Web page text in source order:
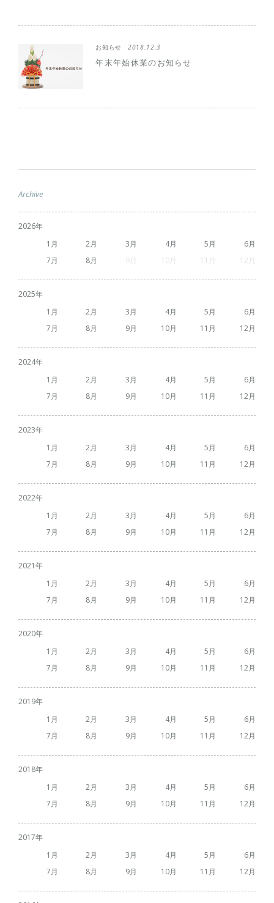
お知らせ 2018.12.3
年末年始休業のお知らせ
Archive
2026
1
2 3 4 5
6
7
8 9 10 11 12
2025
1
2 3 4 5
6
7
8 9 10 11 12
2024
1
2 3 4 5
6
7
8 9 10 11 12
2023
1
2 3 4 5
6
7
8 9 10 11 12
2022
1
2 3 4 5
6
7
8 9 10 11 12
2021
1
2 3 4 5
6
7
8 9 10 11 12
2020
1
2 3 4 5
6
7
8 9 10 11 12
2019
1
2 3 4 5
6
7
8 9 10 11 12
2018
1
2 3 4 5
6
7
8 9 10 11 12
2017
1
2 3 4 5
6
7
8 9 10 11 12